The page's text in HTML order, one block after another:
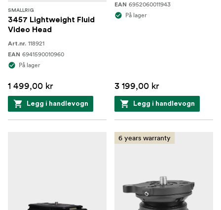
SMALLRIG
3457 Lightweight Fluid
Video Head
Art.nr. 118921
EAN 6941590010960
På lager
1 499,00 kr
Legg i handlevogn
EAN 6952060011943
På lager
3 199,00 kr
Legg i handlevogn
6 years warranty